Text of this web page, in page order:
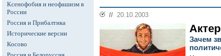
Ксенофобия и неофашизм в
России
Россия и Прибалтика
Исторические версии
Косово
// 20.10.2003
Зачем